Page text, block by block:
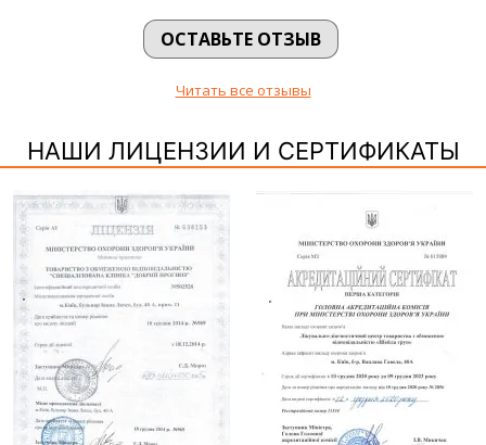
ОСТАВЬТЕ ОТЗЫВ
Читать все отзывы
НАШИ ЛИЦЕНЗИИ И СЕРТИФИКАТЫ